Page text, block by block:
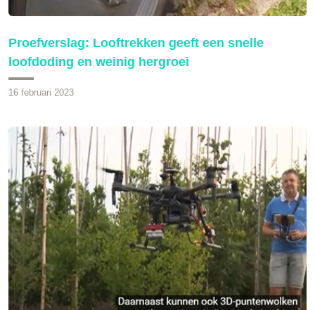
Proefverslag: Looftrekken geeft een snelle
loofdoding en weinig hergroei
16 februari 2023